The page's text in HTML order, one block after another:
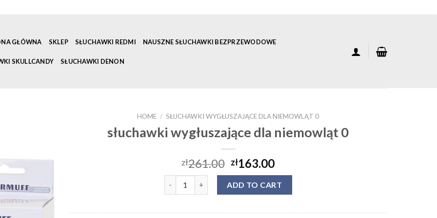
GŁÓWNA SKLEP SŁUCHAWKI REDMI NAUSZNE SŁUCHAWKI BEZPRZEWODOWE
SKULLCANDY SŁUCHAWKI DENON
HOME / SŁUCHAWKI WYGŁUSZAJĄCE DLA NIEMOWLĄT 0
słuchawki wygłuszające dla niemowląt 0
zł261.00 zł163.00
ADD TO CART